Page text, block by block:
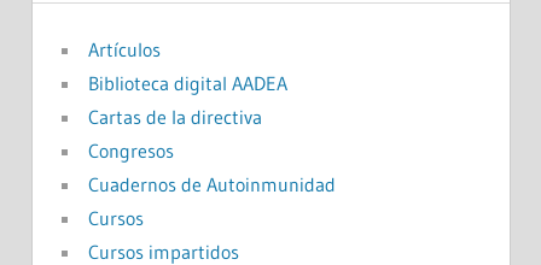
Artículos
Biblioteca digital AADEA
Cartas de la directiva
Congresos
Cuadernos de Autoinmunidad
Cursos
Cursos impartidos